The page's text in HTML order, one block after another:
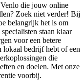
die jouw online
Zoek niet verder! Bij
belangrijk het is om
staan klaar
voor een betere
lokaal bedrijf hebt of een
die
en doelen. Met onze
voorbij.